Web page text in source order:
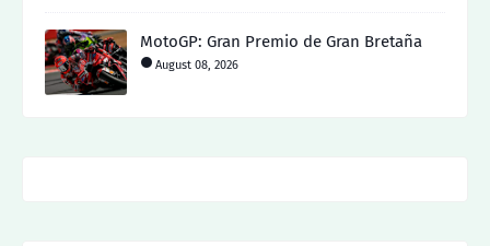
MotoGP: Gran Premio de Gran Bretaña
August 08, 2026